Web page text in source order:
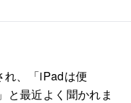
、「iPadは便
と最近よく聞かれま